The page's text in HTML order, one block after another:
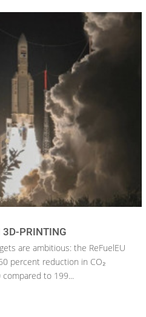
3D-PRINTING
are ambitious: the ReFuelEU
percent reduction in CO₂
to 199...